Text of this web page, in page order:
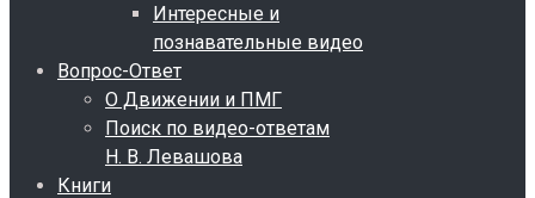
Интересные и
познавательные видео
Вопрос-Ответ
О Движении и ПМГ
Поиск по видео-ответам
Н. В. Левашова
Книги